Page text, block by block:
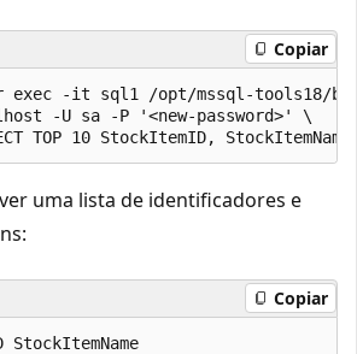
Copiar
exec -it sql1 /opt/mssql-tools18/
-U sa -P '<new-password>' \
uma lista de identificadores e
Copiar
StockItemName